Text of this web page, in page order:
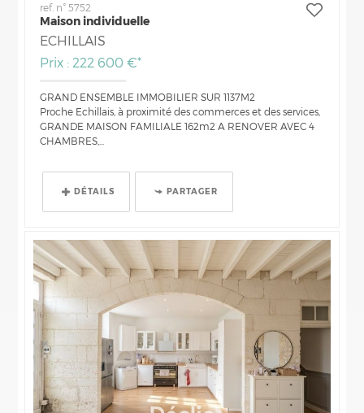
ref. n° 5752
Maison individuelle
ECHILLAIS
Prix : 222 600 €*
GRAND ENSEMBLE IMMOBILIER SUR 1137M2
Proche Echillais, à proximité des commerces et des services,
GRANDE MAISON FAMILIALE 162m2 A RENOVER AVEC 4
CHAMBRES,...
DÉTAILS PARTAGER